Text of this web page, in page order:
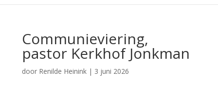
Communieviering,
pastor Kerkhof Jonkman
door Renilde Heinink| 3 juni 2026